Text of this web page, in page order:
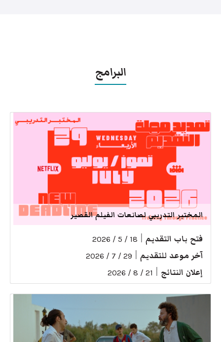
البرامج
المختبر التدريبي لصانعات الفيلم القصير
فتح باب التقديم 18 / 5 / 2026
آخر موعد للتقديم 29 / 7 / 2026
إعلان النتائج 21 / 8 / 2026